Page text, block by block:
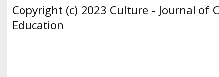
Copyright (c) 2023 Culture - Journal of
Education